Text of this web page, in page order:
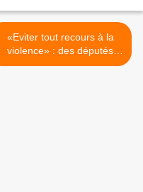
«Eviter tout recours à la
violence» : des députés
LREM interpellent